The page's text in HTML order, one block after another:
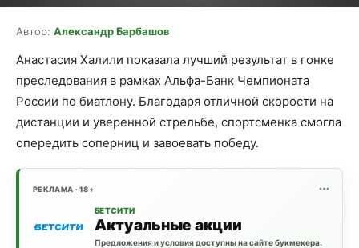
Автор: Александр Барбашов
Анастасия Халили показала лучший результат в гонке
преследования в рамках Альфа-Банк Чемпионата
России по биатлону. Благодаря отличной скорости на
дистанции и уверенной стрельбе, спортсменка смогла
опередить соперниц и завоевать победу.
РЕКЛАМА · 18+
БЕТСИТИ
Актуальные акции
Предложения и условия доступны на сайте букмекера.